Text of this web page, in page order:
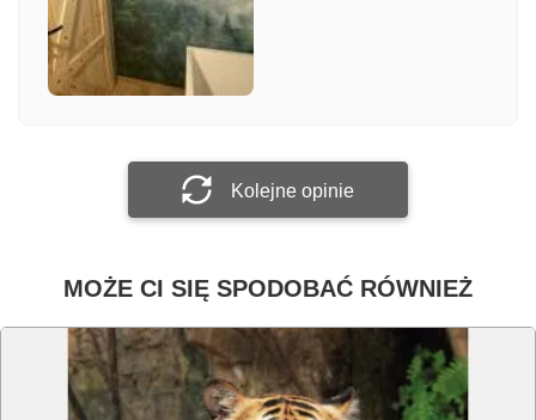
Załącz zdjęcie
Kolejne opinie
MOŻE CI SIĘ SPODOBAĆ RÓWNIEŻ